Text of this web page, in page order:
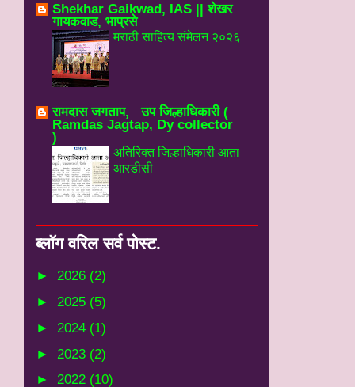
Shekhar Gaikwad, IAS || शेखर
गायकवाड, भाप्रसे
मराठी साहित्य संमेलन २०२६
रामदास जगताप, उप जिल्हाधिकारी (
Ramdas Jagtap, Dy collector
)
अतिरिक्त जिल्हाधिकारी आता
आरडीसी
ब्‍लॉग वरिल सर्व पोस्‍ट.
► 2026 (2)
► 2025 (5)
► 2024 (1)
► 2023 (2)
► 2022 (10)